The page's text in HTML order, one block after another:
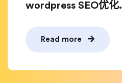
wordpress SEO优化.
Read more